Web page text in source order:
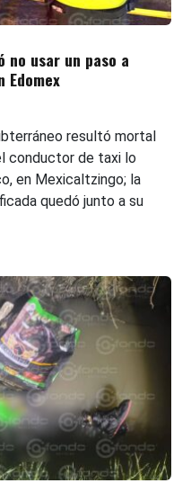
no usar un paso a
Edomex
resultó mortal
conductor de taxi lo
en Mexicaltzingo; la
quedó junto a su